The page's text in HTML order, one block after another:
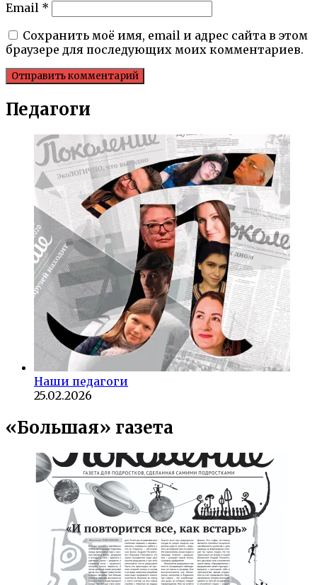
Email *
Сохранить моё имя, email и адрес сайта в этом
браузере для последующих моих комментариев.
Педагоги
Наши педагоги
25.02.2026
«Большая» газета